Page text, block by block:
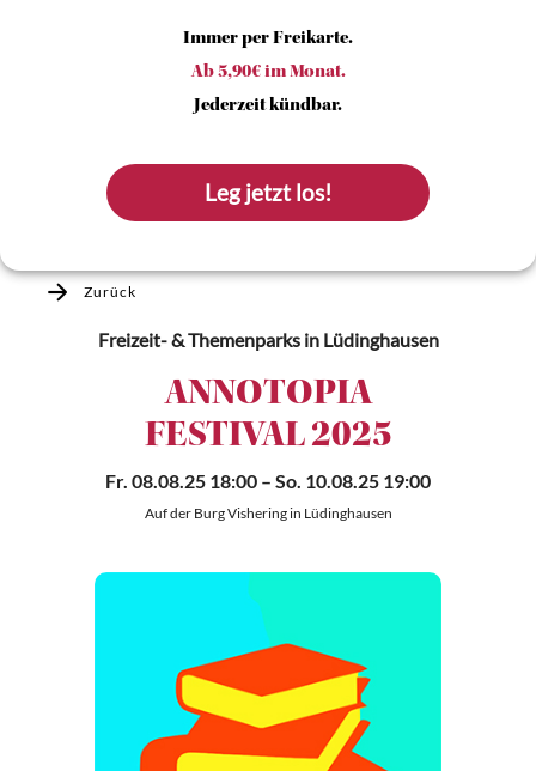
Immer per Freikarte.
Ab 5,90€ im Monat.
Jederzeit kündbar.
Leg jetzt los!
Zurück
Freizeit- & Themenparksin Lüdinghausen
ANNOTOPIA
FESTIVAL 2025
Fr. 08.08.25 18:00 – So. 10.08.25 19:00
Auf der Burg Vishering in Lüdinghausen